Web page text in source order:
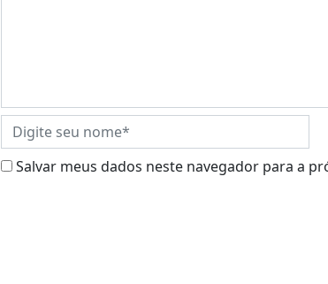
Salvar meus dados neste navegador para a